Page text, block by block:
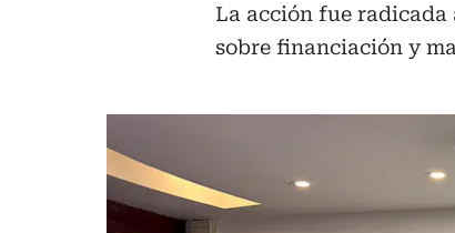
La acción fue radicada
sobre financiación y